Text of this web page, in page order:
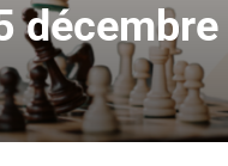
décembre